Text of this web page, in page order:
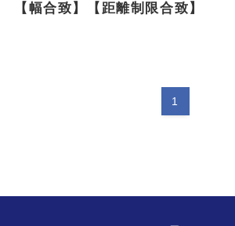
【幅合致】【距離制限合致】
1